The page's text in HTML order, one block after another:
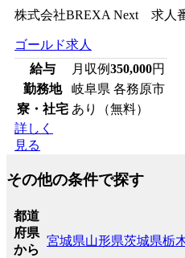
株式会社BREXA Next 求人
ゴールド求人
給与
月収例350,000円
勤務地
岐阜県 各務原市
寮・社宅 あり（無料）
詳しく
見る
その他の条件で探す
都道
府県
から
宮城県山形県茨城県栃